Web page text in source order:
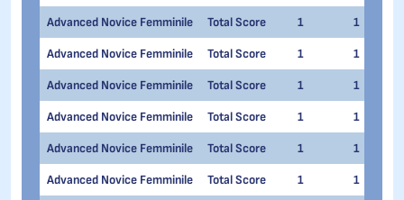
Advanced Novice Femminile Total Score 1 1
Advanced Novice Femminile Total Score 1 1
Advanced Novice Femminile Total Score 1 1
Advanced Novice Femminile Total Score 1 1
Advanced Novice Femminile Total Score 1 1
Advanced Novice Femminile Total Score 1 1